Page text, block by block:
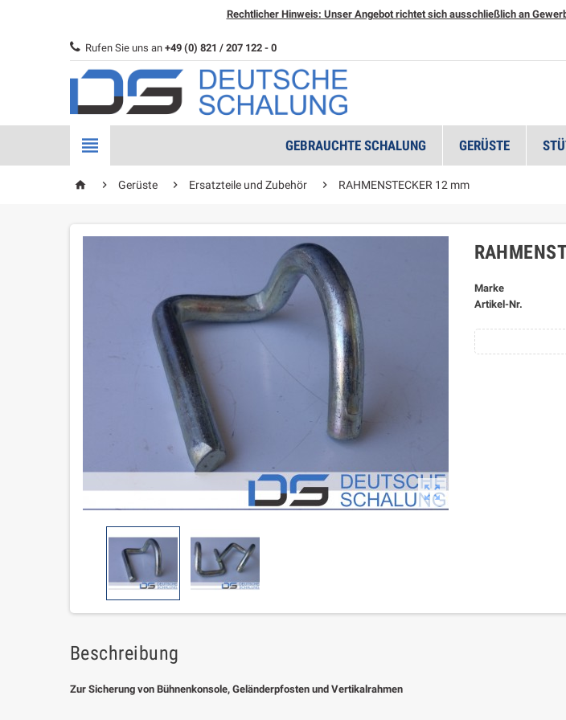
Rechtlicher Hinweis: Unser Angebot richtet sich ausschließlich an
Rufen Sie uns an +49 (0) 821 / 207 122 - 0
 GEBRAUCHTE SCHALUNG GERÜSTE
home  Gerüste  Ersatzteile und Zubehör  RAHMENSTECKER 12 mm

Marke
Artikel-Nr.
Beschreibung
Zur Sicherung von Bühnenkonsole, Geländerpfosten und Vertikalrahmen